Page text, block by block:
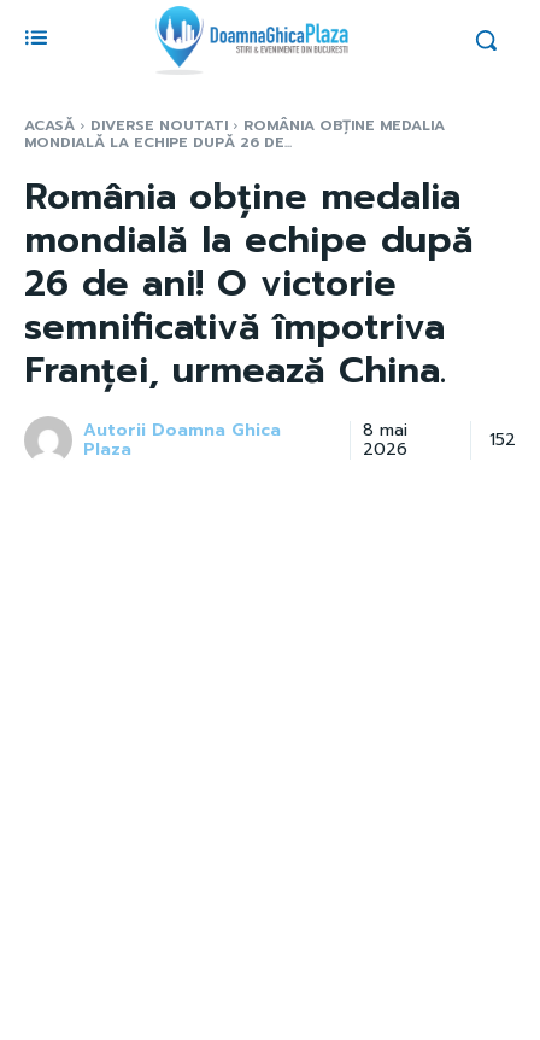
ACASĂ DIVERSE NOUTATI ROMÂNIA OBȚINE MEDALIA
MONDIALĂ LA ECHIPE DUPĂ 26 DE...
România obține medalia
mondială la echipe după
26 de ani! O victorie
semnificativă împotriva
Franței, urmează China.
Autorii Doamna Ghica
Plaza
8 mai
2026 152